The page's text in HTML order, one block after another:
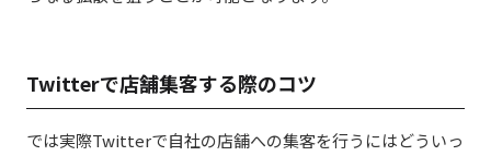
Twitterで店舗集客する際のコツ
では実際Twitterで自社の店舗への集客を行うにはどういっ